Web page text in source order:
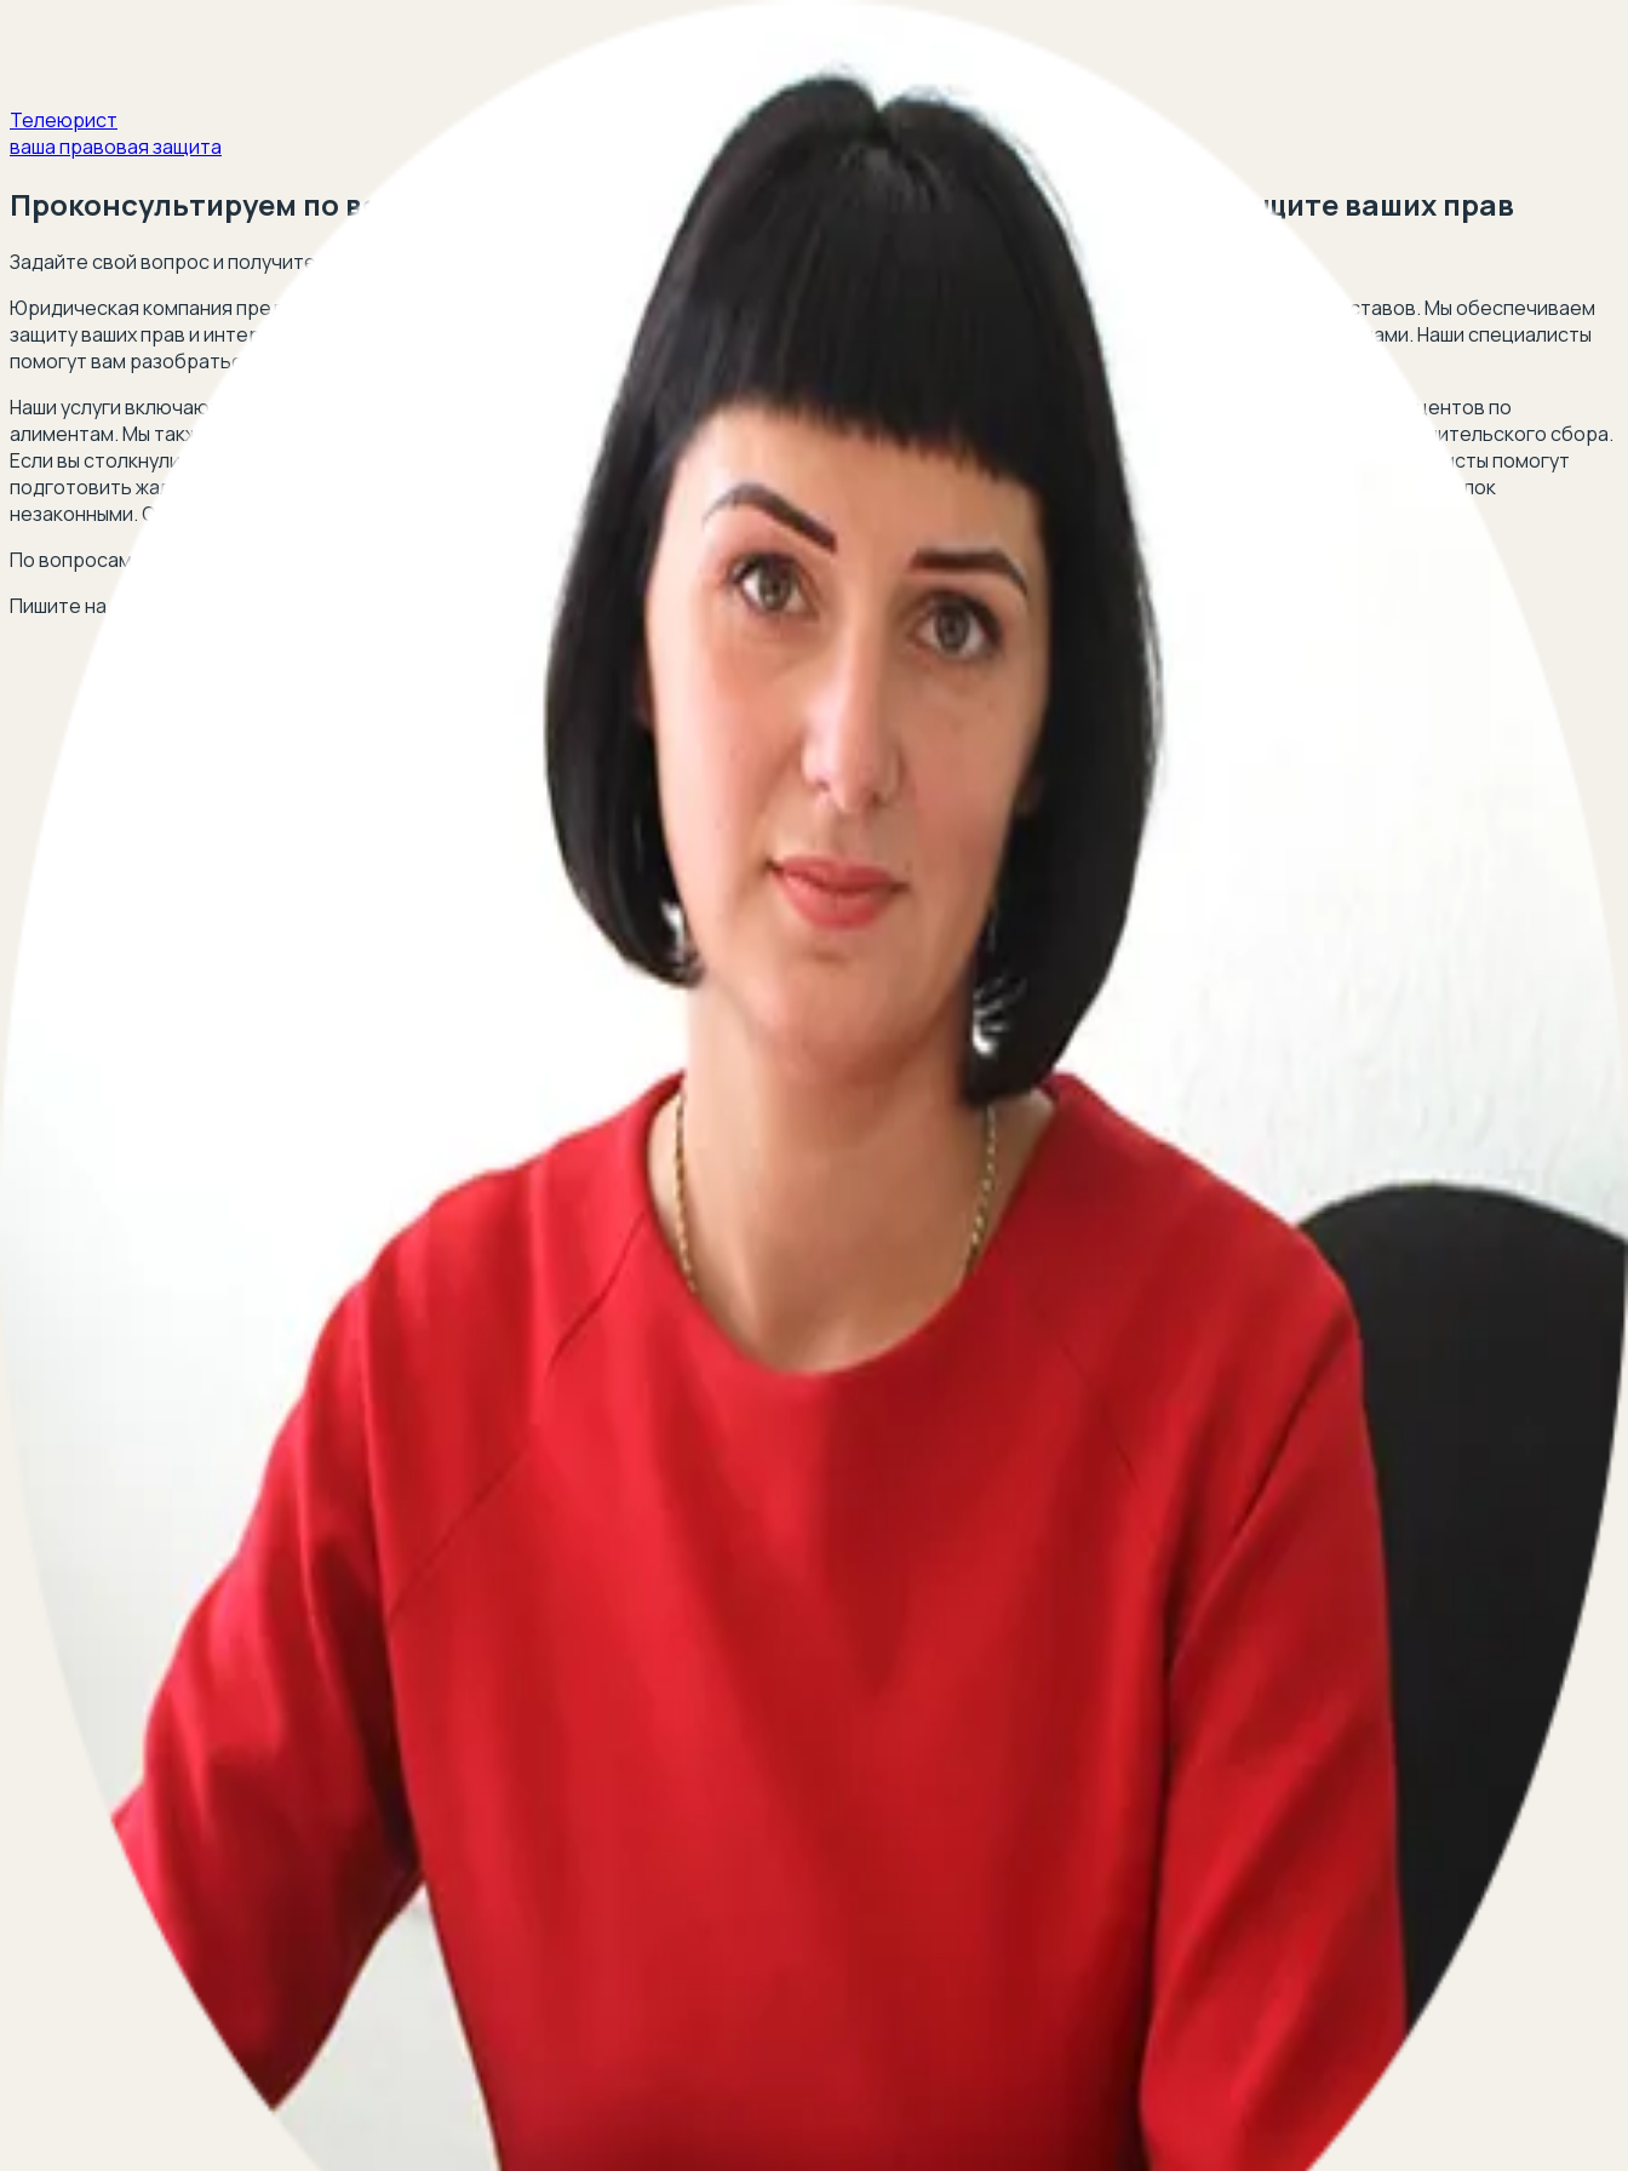
Телеюрист
ваша правовая защита
Проконсультируем по вопросам неправомерных действий судебных приставов и защите ваших прав
Задайте свой вопрос и получите ответ опытного юриста в сфере взаимодействия с приставами и ФССП в течение 5 минут!
Юридическая компания предлагает профессиональную помощь в решении вопросов, связанных с неправомерными действиями судебных приставов. Мы обеспечиваем
защиту ваших прав и интересов, предоставляя квалифицированную юридическую поддержку на всех этапах взаимодействия с судебными органами. Наши специалисты
помогут вам разобраться в сложных ситуациях и найти оптимальное решение, соответствующее законодательству.
Наши услуги включают в себя помощь в случаях, когда судебные приставы незаконно списали деньги со счета или допустили ошибки при расчете процентов по
алиментам. Мы также оказываем поддержку в ситуациях, связанных с признанием незаконным постановлением судебного пристава о взыскании исполнительского сбора.
Если вы столкнулись с неправомерными действиями, такими как применение оружия приставом в помещении суда или незаконное обогащение, наши юристы помогут
подготовить жалобу и подать ее через госуслуги. Мы также консультируем по вопросам, связанным с продажей пая во время суда и признанием таких сделок
незаконными. Обращайтесь к нам для оценки правомерности действий судебных приставов и защиты ваших интересов в суде.
По вопросам сотрудничества
Пишите на